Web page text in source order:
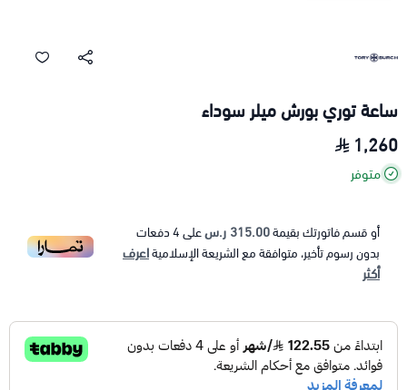
ساعة توري بورش ميلر سوداء
1,260
متوفر
أو قسم فاتورتك بقيمة315.00 ر.س على4دفعات
بدون رسوم تأخير، متوافقة مع الشريعة الإسلاميةاعرف
أكثر